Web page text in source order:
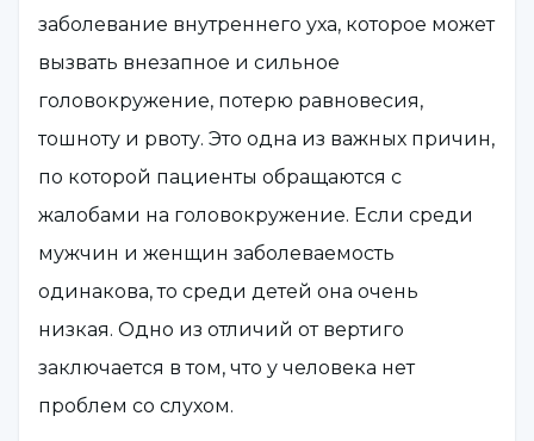
заболевание внутреннего уха, которое может
вызвать внезапное и сильное
головокружение, потерю равновесия,
тошноту и рвоту. Это одна из важных причин,
по которой пациенты обращаются с
жалобами на головокружение. Если среди
мужчин и женщин заболеваемость
одинакова, то среди детей она очень
низкая. Одно из отличий от вертиго
заключается в том, что у человека нет
проблем со слухом.